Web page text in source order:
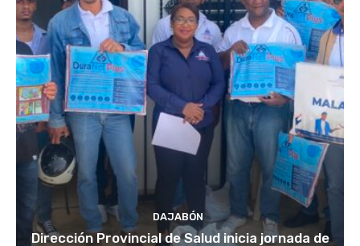
DAJABÓN
Dirección Provincial de Salud inicia jornada de